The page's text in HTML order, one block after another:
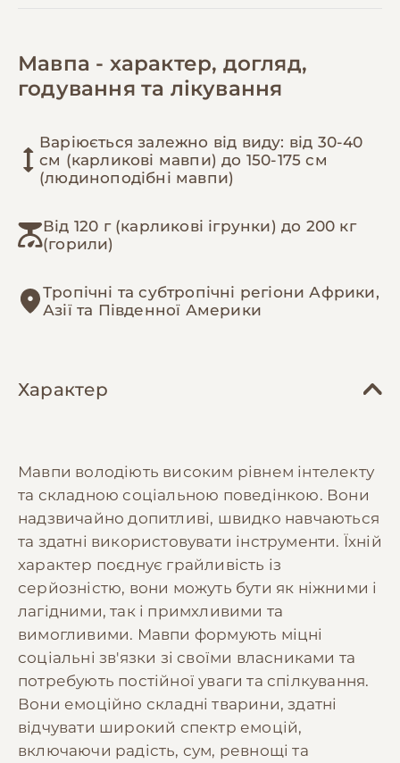
Мавпа - характер, догляд,
годування та лікування
Варіюється залежно від виду: від 30-40
см (карликові мавпи) до 150-175 см
(людиноподібні мавпи)
Від 120 г (карликові ігрунки) до 200 кг
(горили)
Тропічні та субтропічні регіони Африки,
Азії та Південної Америки
Характер
Мавпи володіють високим рівнем інтелекту
та складною соціальною поведінкою. Вони
надзвичайно допитливі, швидко навчаються
та здатні використовувати інструменти. Їхній
характер поєднує грайливість із
серйозністю, вони можуть бути як ніжними і
лагідними, так і примхливими та
вимогливими. Мавпи формують міцні
соціальні зв'язки зі своїми власниками та
потребують постійної уваги та спілкування.
Вони емоційно складні тварини, здатні
відчувати широкий спектр емоцій,
включаючи радість, сум, ревнощі та